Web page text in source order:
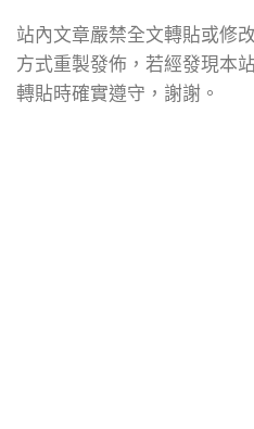
站內文章嚴禁全文轉貼或修
方式重製發佈，若經發現本
轉貼時確實遵守，謝謝。